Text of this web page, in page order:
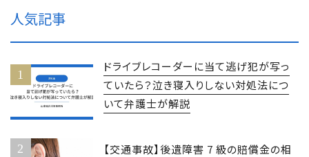
人気記事
ドライブレコーダーに当て逃げ犯が写っ
ていたら？泣き寝入りしない対処法につ
いて弁護士が解説
【交通事故】後遺障害 7 級の賠償金の相